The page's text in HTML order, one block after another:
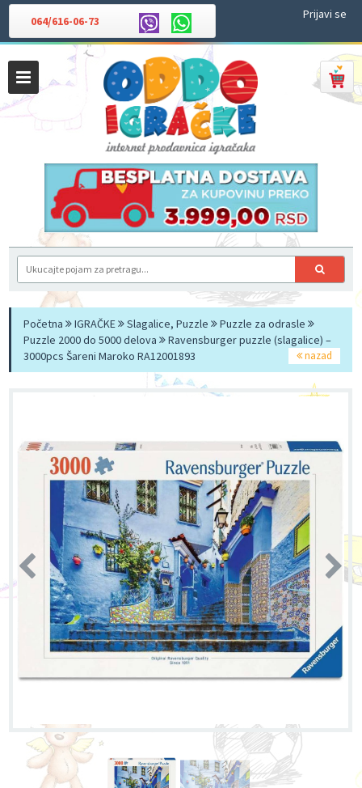
064/616-06-73 Prijavi se
Početna IGRAČKE Slagalice, Puzzle
Puzzle za odrasle
Puzzle 2000 do 5000 delova
Ravensburger puzzle (slagalice) –
3000pcs Šareni Maroko RA12001893
nazad